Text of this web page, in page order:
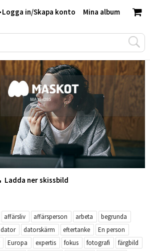
Mina album
Logga in/Skapa konto
Ladda ner skissbild
affärsliv affärsperson arbeta
begrunda
dator datorskärm eftertanke
En person
Europa expertis fokus fotografi
färgbild